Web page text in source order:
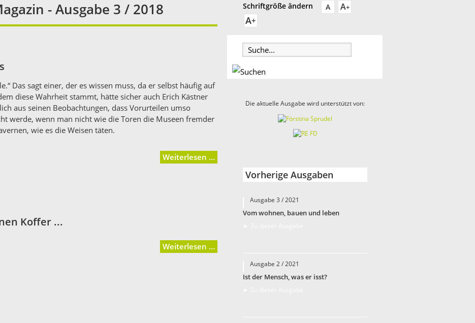
- Ausgabe 3 / 2018
Das sagt einer, der es wissen muss, da er selbst häufig auf
diese Wahrheit stammt, hätte sicher auch Erich Kästner
aus seinen Beobachtungen, dass Vorurteilen umso
werde, wenn man nicht wie die Toren die Museen fremder
wie es die Weisen täten.
Weiterlesen …
Koffer ...
Weiterlesen …
Schriftgröße ändern A A+
A+
Die aktuelle Ausgabe wird unterstützt von:
Vorherige Ausgaben
Ausgabe 3 / 2021
Vom wohnen, bauen und leben
Ausgabe 2 / 2021
Ist der Mensch, was er isst?